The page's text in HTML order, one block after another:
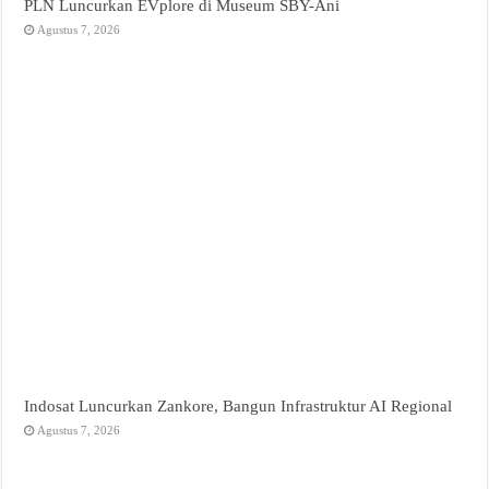
PLN Luncurkan EVplore di Museum SBY-Ani
Agustus 7, 2026
Indosat Luncurkan Zankore, Bangun Infrastruktur AI Regional
Agustus 7, 2026